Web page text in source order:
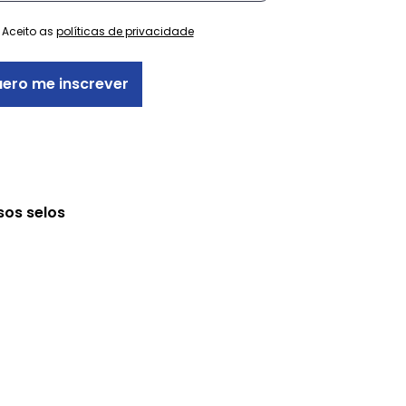
Aceito as políticas de privacidade
me inscrever
selos